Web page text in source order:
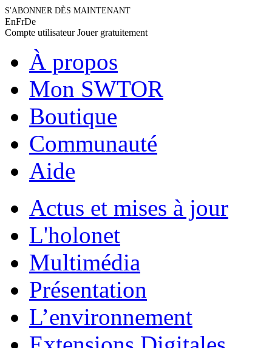
S'ABONNER DÈS MAINTENANT
EnFrDe
Compte utilisateurJouer gratuitement
À propos
Mon SWTOR
Boutique
Communauté
Aide
Actus et mises à jour
L'holonet
Multimédia
Présentation
L’environnement